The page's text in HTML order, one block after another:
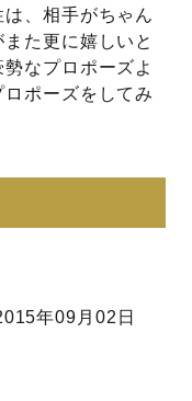
、相手がちゃん
た更に嬉しいと
なプロポーズよ
ポーズをしてみ
年09月02日